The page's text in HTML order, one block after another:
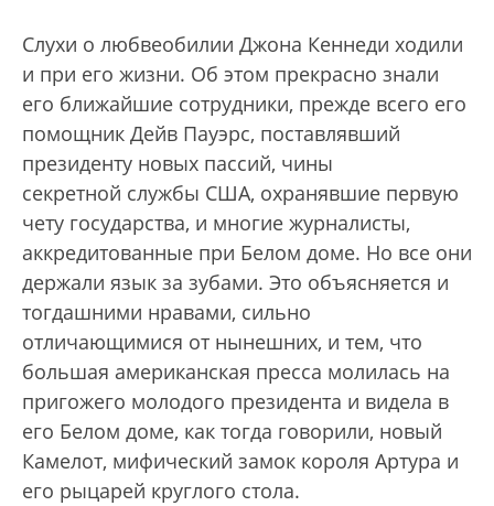
Слухи о любвеобилии Джона Кеннеди ходили
и при его жизни. Об этом прекрасно знали
его ближайшие сотрудники, прежде всего его
помощник Дейв Пауэрс, поставлявший
президенту новых пассий, чины
секретной службы США, охранявшие первую
чету государства, и многие журналисты,
аккредитованные при Белом доме. Но все они
держали язык за зубами. Это объясняется и
тогдашними нравами, сильно
отличающимися от нынешних, и тем, что
большая американская пресса молилась на
пригожего молодого президента и видела в
его Белом доме, как тогда говорили, новый
Камелот, мифический замок короля Артура и
его рыцарей круглого стола.